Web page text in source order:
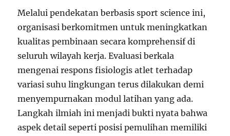
Melalui pendekatan berbasis sport science ini,
organisasi berkomitmen untuk meningkatkan
kualitas pembinaan secara komprehensif di
seluruh wilayah kerja. Evaluasi berkala
mengenai respons fisiologis atlet terhadap
variasi suhu lingkungan terus dilakukan demi
menyempurnakan modul latihan yang ada.
Langkah ilmiah ini menjadi bukti nyata bahwa
aspek detail seperti posisi pemulihan memiliki